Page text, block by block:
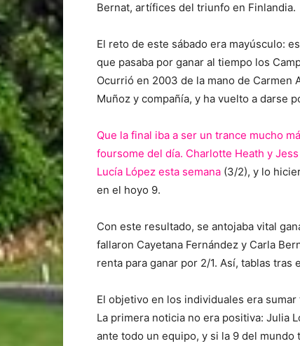
Bernat, artífices del triunfo en Finlandia.
El reto de este sábado era mayúsculo:
que pasaba por ganar al tiempo los
Ocurrió en 2003 de la mano de Carmen
Muñoz y compañía, y ha vuelto a darse
Que la final iba a ser un trance mucho
foursome del día. Charlotte Heath y
Lucía López esta semana (3/2), y lo
en el hoyo 9.
Con este resultado, se antojaba vital
fallaron Cayetana Fernández y Carla
renta para ganar por 2/1. Así, tablas tras
El objetivo en los individuales era
La primera noticia no era positiva: Julia
ante todo un equipo, y si la 9 del